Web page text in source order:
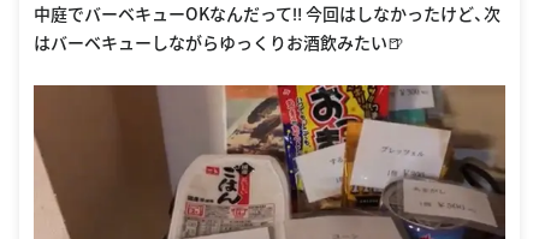
中庭でバーベキューOKなんだって‼️ 今回はしなかったけど、次
はバーベキューしながらゆっくりお酒飲みたい🍺